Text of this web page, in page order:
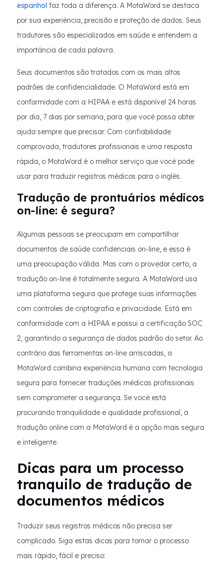
espanhol faz toda a diferença. A MotaWord se destaca
por sua experiência, precisão e proteção de dados. Seus
tradutores são especializados em saúde e entendem a
importância de cada palavra.
Seus documentos são tratados com os mais altos
padrões de confidencialidade. O MotaWord está em
conformidade com a HIPAA e está disponível 24 horas
por dia, 7 dias por semana, para que você possa obter
ajuda sempre que precisar. Com confiabilidade
comprovada, tradutores profissionais e uma resposta
rápida, o MotaWord é o melhor serviço que você pode
usar para traduzir registros médicos para o inglês.
Tradução de prontuários médicos
on-line: é segura?
Algumas pessoas se preocupam em compartilhar
documentos de saúde confidenciais on-line, e essa é
uma preocupação válida. Mas com o provedor certo, a
tradução on-line é totalmente segura. A MotaWord usa
uma plataforma segura que protege suas informações
com controles de criptografia e privacidade. Está em
conformidade com a HIPAA e possui a certificação SOC
2, garantindo a segurança de dados padrão do setor. Ao
contrário das ferramentas on-line arriscadas, a
MotaWord combina experiência humana com tecnologia
segura para fornecer traduções médicas profissionais
sem comprometer a segurança. Se você está
procurando tranquilidade e qualidade profissional, a
tradução online com a MotaWord é a opção mais segura
e inteligente.
Dicas para um processo
tranquilo de tradução de
documentos médicos
Traduzir seus registros médicos não precisa ser
complicado. Siga estas dicas para tornar o processo
mais rápido, fácil e preciso: